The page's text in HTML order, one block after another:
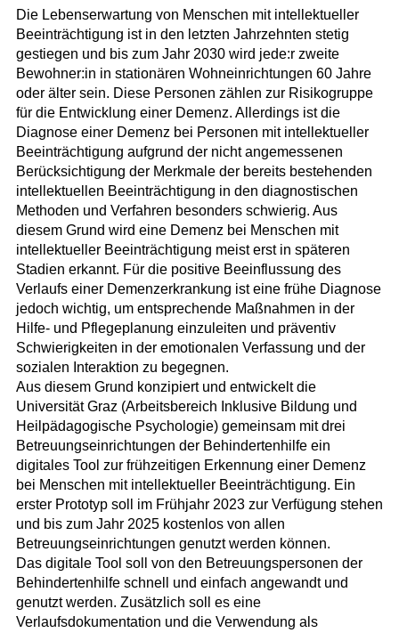
Die Lebenserwartung von Menschen mit intellektueller
Beeinträchtigung ist in den letzten Jahrzehnten stetig
gestiegen und bis zum Jahr 2030 wird jede:r zweite
Bewohner:in in stationären Wohneinrichtungen 60 Jahre
oder älter sein. Diese Personen zählen zur Risikogruppe
für die Entwicklung einer Demenz. Allerdings ist die
Diagnose einer Demenz bei Personen mit intellektueller
Beeinträchtigung aufgrund der nicht angemessenen
Berücksichtigung der Merkmale der bereits bestehenden
intellektuellen Beeinträchtigung in den diagnostischen
Methoden und Verfahren besonders schwierig. Aus
diesem Grund wird eine Demenz bei Menschen mit
intellektueller Beeinträchtigung meist erst in späteren
Stadien erkannt. Für die positive Beeinflussung des
Verlaufs einer Demenzerkrankung ist eine frühe Diagnose
jedoch wichtig, um entsprechende Maßnahmen in der
Hilfe- und Pflegeplanung einzuleiten und präventiv
Schwierigkeiten in der emotionalen Verfassung und der
sozialen Interaktion zu begegnen.
Aus diesem Grund konzipiert und entwickelt die
Universität Graz (Arbeitsbereich Inklusive Bildung und
Heilpädagogische Psychologie) gemeinsam mit drei
Betreuungseinrichtungen der Behindertenhilfe ein
digitales Tool zur frühzeitigen Erkennung einer Demenz
bei Menschen mit intellektueller Beeinträchtigung. Ein
erster Prototyp soll im Frühjahr 2023 zur Verfügung stehen
und bis zum Jahr 2025 kostenlos von allen
Betreuungseinrichtungen genutzt werden können.
Das digitale Tool soll von den Betreuungspersonen der
Behindertenhilfe schnell und einfach angewandt und
genutzt werden. Zusätzlich soll es eine
Verlaufsdokumentation und die Verwendung als